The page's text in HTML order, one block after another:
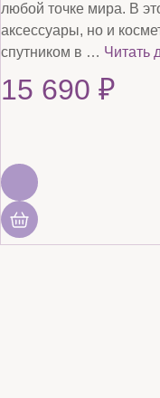
любой точке мира. В
аксессуары, но и
спутником в … Читать
15 690 ₽